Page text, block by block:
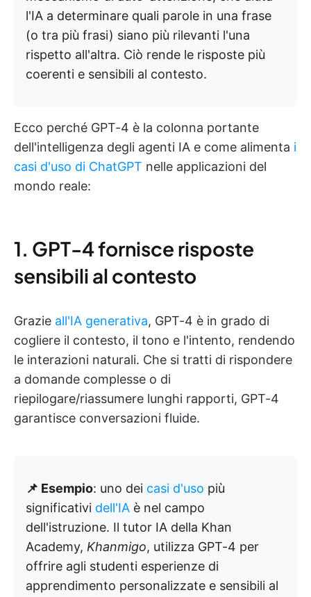
l'IA a determinare quali parole in una frase
(o tra più frasi) siano più rilevanti l'una
rispetto all'altra. Ciò rende le risposte più
coerenti e sensibili al contesto.
Ecco perché GPT-4 è la colonna portante
dell'intelligenza degli agenti IA e come alimenta i
casi d'uso di ChatGPT nelle applicazioni del
mondo reale:
1. GPT-4 fornisce risposte
sensibili al contesto
Grazie all'IA generativa, GPT-4 è in grado di
cogliere il contesto, il tono e l'intento, rendendo
le interazioni naturali. Che si tratti di rispondere
a domande complesse o di
riepilogare/riassumere lunghi rapporti, GPT-4
garantisce conversazioni fluide.
📌 Esempio: uno dei casi d'uso più
significativi dell'IA è nel campo
dell'istruzione. Il tutor IA della Khan
Academy, Khanmigo, utilizza GPT-4 per
offrire agli studenti esperienze di
apprendimento personalizzate e sensibili al